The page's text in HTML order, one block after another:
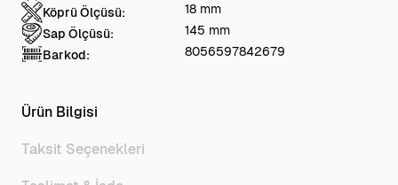
Köprü Ölçüsü:
18 mm
Sap Ölçüsü:
145 mm
Barkod:
8056597842679
Ürün Bilgisi
Taksit Seçenekleri